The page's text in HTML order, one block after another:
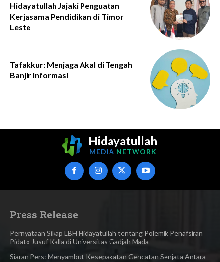
Hidayatullah Jajaki Penguatan
Kerjasama Pendidikan di Timor
Leste
Tafakkur: Menjaga Akal di Tengah
Banjir Informasi
Hidayatullah
MEDIA NETWORK
Press Release
Pernyataan Sikap LBH Hidayatullah tentang Polemik Penafsiran
Pidato Jusuf Kalla di Universitas Gadjah Mada
Siaran Pers: Menyambut Kesepakatan Gencatan Senjata Antara